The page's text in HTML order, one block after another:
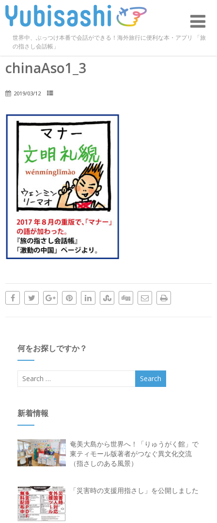
世界中、ぶっつけ本番で会話ができる！海外旅行に便利な本・アプリ 「旅
の指さし会話帳」
chinaAso1_3
2019/03/12
何をお探しですか？
新着情報
奄美大島から世界へ！「りゅうがく館」で
東ティモール版著者がつなぐ異文化交流
（指さしのある風景）
「災害時の支援用指さし」を公開しました